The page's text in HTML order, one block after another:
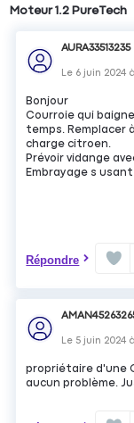
Moteur 1.2 PureTech
AURA33513235
Le 6 juin 2024 à
Bonjour
Courroie qui
temps. Remplacer
charge citroen.
Prévoir vidange
Embrayage s
Répondre
Le 5 juin 2024 à
propriétaire d'une
aucun problème.